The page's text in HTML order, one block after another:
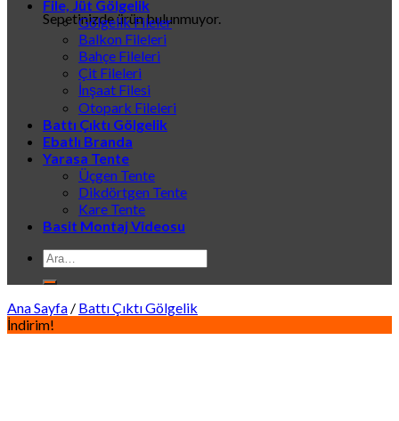
Sepetinizde ürün bulunmuyor.
File, Jüt Gölgelik
Gölgelik Fileler
Balkon Fileleri
Bahçe Fileleri
Çit Fileleri
İnşaat Filesi
Otopark Fileleri
Battı Çıktı Gölgelik
Ebatlı Branda
Yarasa Tente
Üçgen Tente
Dikdörtgen Tente
Kare Tente
Basit Montaj Videosu
Ara:
Ana Sayfa / Battı Çıktı Gölgelik
İndirim!